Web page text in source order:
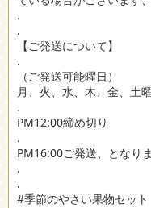
.
.
【ご発送について】
.
（ご発送可能曜日）
月、火、水、木、金、土
.
PM12:00締め切り
.
PM16:00ご発送、となり
.
.
#季節のやさい果物セット